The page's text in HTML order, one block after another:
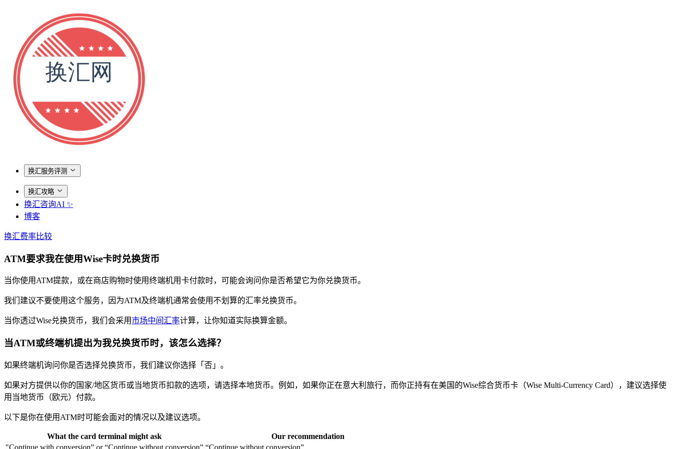
换汇服务评测
换汇攻略
换汇咨询AI ✨
博客
换汇费率比较
ATM要求我在使用Wise卡时兑换货币
当你使用ATM提款，或在商店购物时使用终端机用卡付款时，可能会询问你是否希望它为你兑换货币。
我们建议不要使用这个服务，因为ATM及终端机通常会使用不划算的汇率兑换货币。
当你透过Wise兑换货币，我们会采用市场中间汇率计算，让你知道实际换算金额。
当ATM或终端机提出为我兑换货币时，该怎么选择？
如果终端机询问你是否选择兑换货币，我们建议你选择「否」。
如果对方提供以你的国家/地区货币或当地货币扣款的选项，请选择本地货币。例如，如果你正在意大利旅行，而你正持有在美国的Wise综合货币卡（Wise Multi-Currency Card），建议选择使
用当地货币（欧元）付款。
以下是你在使用ATM时可能会面对的情况以及建议选项。
What the card terminal might ask
Our recommendation
"Continue with conversion” or “Continue without conversion” “Continue without conversion”